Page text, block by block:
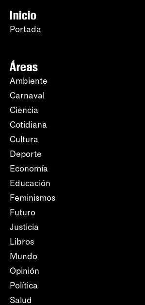
Inicio
Portada
Áreas
Ambiente
Carnaval
Ciencia
Cotidiana
Cultura
Deporte
Economía
Educación
Feminismos
Futuro
Justicia
Libros
Mundo
Opinión
Política
Salud